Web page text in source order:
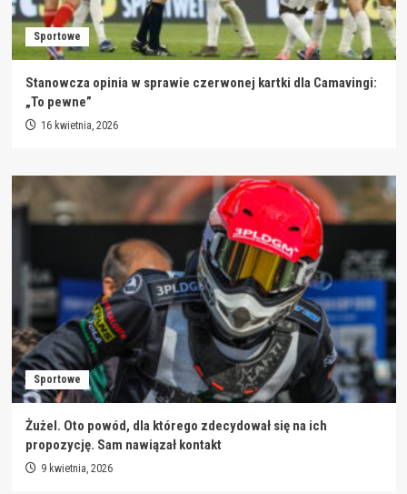
Sportowe
Stanowcza opinia w sprawie czerwonej kartki dla Camavingi:
„To pewne”
16 kwietnia, 2026
Sportowe
Żużel. Oto powód, dla którego zdecydował się na ich
propozycję. Sam nawiązał kontakt
9 kwietnia, 2026